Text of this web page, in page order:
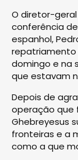
O diretor-geral
conferência
espanhol,
repatriamento
domingo e na
que estavam
Depois de
operação que
Ghebreyesus
fronteiras e a
como a que